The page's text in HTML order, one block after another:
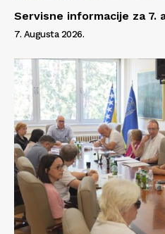
Servisne informacije za 7.
7. Augusta 2026.